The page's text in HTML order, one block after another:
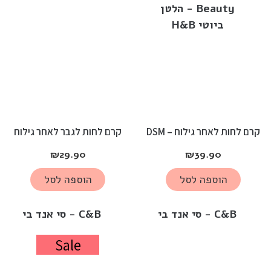
Beauty - הלטן
ביוטי H&B
C&B - סי אנד בי
קרם לחות לאחר גילוח – DSM
₪39.90
הוספה לסל
C&B - סי אנד בי
קרם לחות לגבר לאחר גילוח
₪29.90
הוספה לסל
Sale